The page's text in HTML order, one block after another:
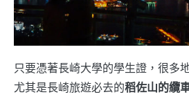
只要憑著長崎大學的學生證，很多
尤其是長崎旅遊必去的稻佐山的纜